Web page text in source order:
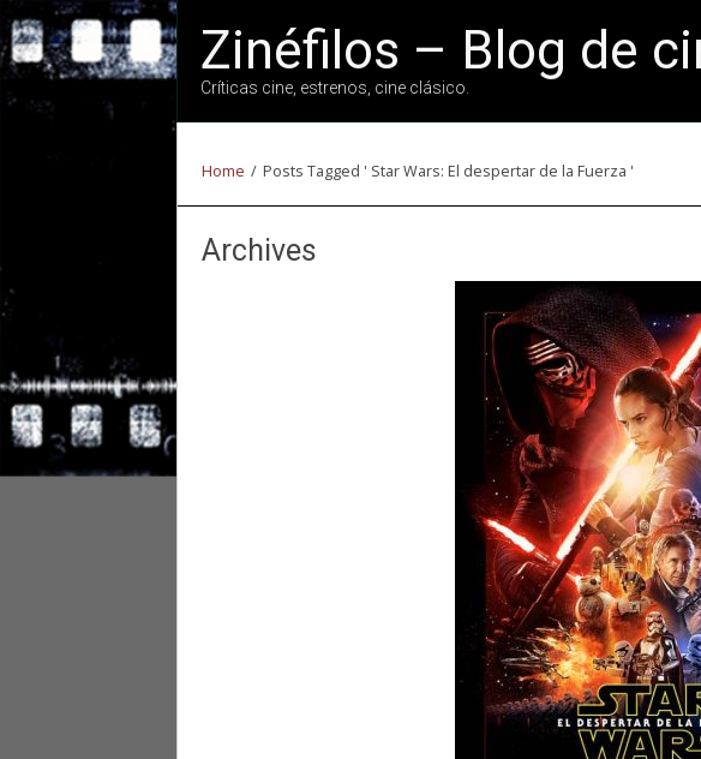
Zinéfilos – Blog de
Críticas cine, estrenos, cine clásico.
Home / Posts Tagged ' Star Wars: El despertar de la Fuerza '
Archives